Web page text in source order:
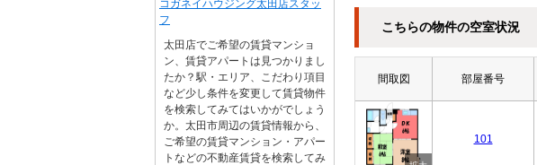
こちらの物件の空室状況
間取図 部屋番号
101
コガネイハウジング太田店スタッ
フ
太田店でご希望の賃貸マンショ
ン、賃貸アパートは見つかりまし
たか？駅・エリア、こだわり項目
など少し条件を変更して賃貸物件
を検索してみてはいかがでしょう
か。太田市周辺の賃貸情報から、
ご希望の賃貸マンション・アパー
トなどの不動産賃貸を検索してみ